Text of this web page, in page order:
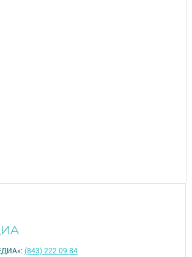
(843) 222 09 84